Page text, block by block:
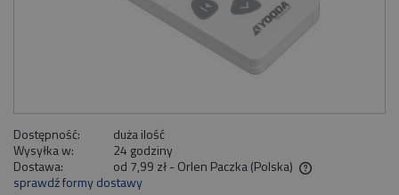
Dostępność:
duża ilość
Wysyłka w:
24 godziny
Dostawa:
od 7,99 zł - Orlen Paczka (Polska)
Cena nie zawiera ewentualnych kosztów płatności
sprawdź formy dostawy